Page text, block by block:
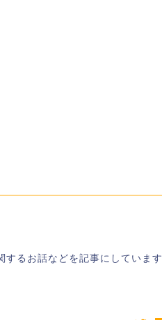
するお話などを記事にしています